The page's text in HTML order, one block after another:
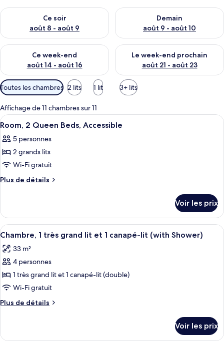
Ce soir
août 8 - août 9
Vérifier la disponibilité pour ce soir août 8 - août 9
Demain
août 9 - août 10
Vérifier la disponibilité pour
Ce week-end
août 14 - août 16
Vérifier la disponibilité pour ce week-end août 14 - août 16
Le week-end prochain
août 21 - août 23
Vérifier la disponibilité pour
Filtres
disponibles
pour
les
chambres
Toutes les chambres 2 lits 1 lit 3+ lits
Affichage de 11 chambres sur 11
Afficher
toutes
les
photos
pour
ce
chambre :
Room,
2
Queen
Beds,
Accessible
Une chambre d’hôtel équipée d’un
3
Room, 2 Queen Beds, Accessible
5 personnes
2 grands lits
Wi-Fi gratuit
Plus de détails
Plus
le
type
de
Room,
2
Beds,
Accessible
Voir les prix
Afficher
toutes
les
photos
pour
ce
type
de
Chambre,
Une chambre d’hôtel avec un lit, un
4
Chambre, 1 très grand lit et 1 canapé-lit (with Shower)
33 m²
4 personnes
1 très grand lit et 1 canapé-lit (double)
Wi-Fi gratuit
Plus de détails
Plus
le
Voir les prix